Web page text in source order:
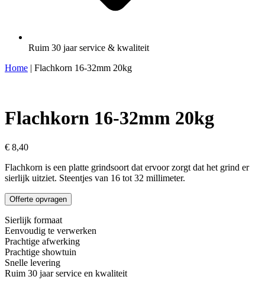
Ruim 30 jaar service & kwaliteit
Home | Flachkorn 16-32mm 20kg
Flachkorn 16-32mm 20kg
€ 8,40
Flachkorn is een platte grindsoort dat ervoor zorgt dat het grind er
sierlijk uitziet. Steentjes van 16 tot 32 millimeter.
Offerte opvragen
Sierlijk formaat
Eenvoudig te verwerken
Prachtige afwerking
Prachtige showtuin
Snelle levering
Ruim 30 jaar service en kwaliteit